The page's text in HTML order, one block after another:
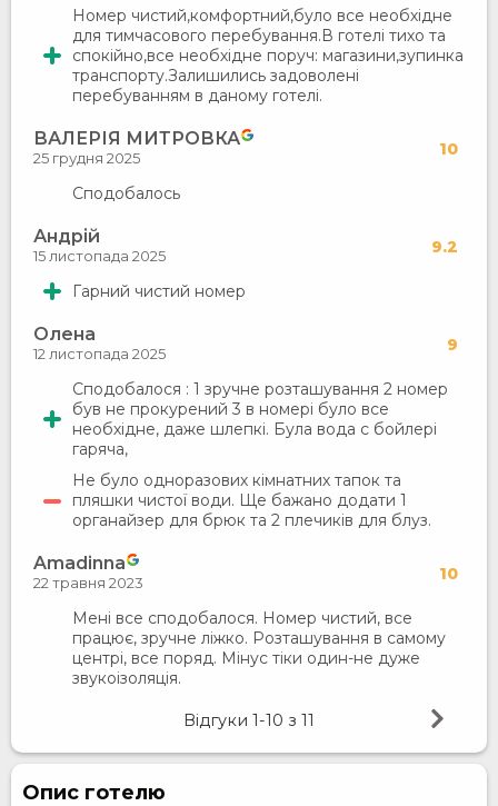
Номер чистий,комфортний,було все необхідне
для тимчасового перебування.В готелі тихо та
спокійно,все необхідне поруч: магазини,зупинка
транспорту.Залишились задоволені
перебуванням в даному готелі.
ВАЛЕРІЯ МИТРОВКА 10
25 грудня 2025
Сподобалось
Андрій 9.2
15 листопада 2025
Гарний чистий номер
Олена 9
12 листопада 2025
Сподобалося : 1 зручне розташування 2 номер
був не прокурений 3 в номері було все
необхідне, даже шлепкі. Була вода с бойлері
гаряча,
Не було одноразових кімнатних тапок та
пляшки чистої води. Ще бажано додати 1
органайзер для брюк та 2 плечиків для блуз.
Amadinna 10
22 травня 2023
Мені все сподобалося. Номер чистий, все
працює, зручне ліжко. Розташування в самому
центрі, все поряд. Мінус тіки один-не дуже
звукоізоляція.
Відгуки 1-10 з 11
Опис готелю